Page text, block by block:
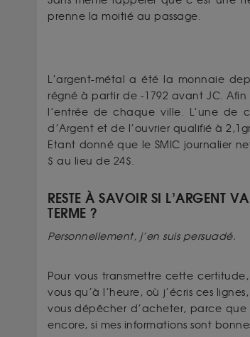
prenne la moitié au passage.
L’argent-métal a été la monnaie
régné à partir de -1792 avant JC. Afin
l’entrée de chaque ville. L’une
d’Argent et de l’ouvrier qualifié à
Etant donné que le SMIC journalier
$ au lieu de 24$.
RESTE À SAVOIR SI L’ARGENT
TERME ?
Personnellement, j’en suis persuadé.
Pour vous transmettre cette
vous qu’à l’heure, où j’écris ces
vous dépêcher d’acheter, parce que
encore, si mes informations sont